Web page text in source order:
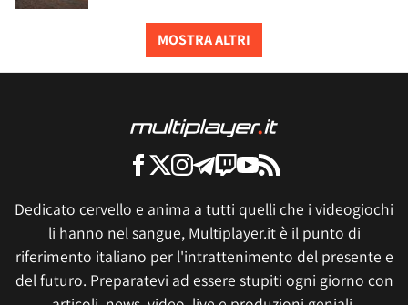
MOSTRA ALTRI
Dedicato cervello e anima a tutti quelli che i videogiochi
li hanno nel sangue, Multiplayer.it è il punto di
riferimento italiano per l'intrattenimento del presente e
del futuro. Preparatevi ad essere stupiti ogni giorno con